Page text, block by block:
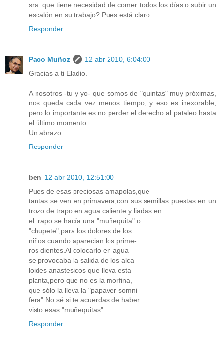
sra. que tiene necesidad de comer todos los días o subir un
escalón en su trabajo? Pues está claro.
Responder
Paco Muñoz
12 abr 2010, 6:04:00
Gracias a ti Eladio.
A nosotros -tu y yo- que somos de "quintas" muy próximas,
nos queda cada vez menos tiempo, y eso es inexorable,
pero lo importante es no perder el derecho al pataleo hasta
el último momento.
Un abrazo
Responder
ben 12 abr 2010, 12:51:00
Pues de esas preciosas amapolas,que
tantas se ven en primavera,con sus semillas puestas en un
trozo de trapo en agua caliente y liadas en
el trapo se hacía una "muñequita" o
"chupete",para los dolores de los
niños cuando aparecian los prime-
ros dientes.Al colocarlo en agua
se provocaba la salida de los alca
loides anastesicos que lleva esta
planta,pero que no es la morfina,
que sólo la lleva la "papaver somni
fera".No sé si te acuerdas de haber
visto esas "muñequitas".
Responder